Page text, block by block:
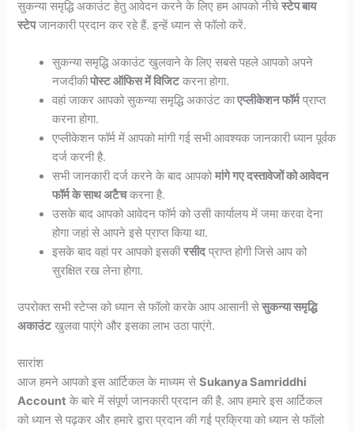
सुकन्या समृद्धि अकाउंट हेतु आवेदन करने के लिए हम आपको नीचेस्टेप बाय
स्टेपजानकारी प्रदान कर रहे हैं. इन्हें ध्यान से फॉलो करें.
सुकन्या समृद्धि अकाउंट खुलवाने के लिए सबसे पहले आपको अपने
नजदीकीपोस्ट ऑफिस में विजिटकरना होगा.
वहां जाकर आपको सुकन्या समृद्धि अकाउंट काएप्लीकेशन फॉर्मप्राप्त
करना होगा.
एप्लीकेशन फॉर्म में आपको मांगी गई सभी आवश्यक जानकारी ध्यान पूर्वक
दर्ज करनी है.
सभी जानकारी दर्ज करने के बाद आपकोमांगे गए दस्तावेजों को आवेदन
फॉर्म के साथ अटैचकरना है.
उसके बाद आपको आवेदन फॉर्म को उसी कार्यालय में जमा करवा देना
होगा जहां से आपने इसे प्राप्त किया था.
इसके बाद वहां पर आपको इसकीरसीदप्राप्त होगी जिसे आप को
सुरक्षित रख लेना होगा.
उपरोक्त सभी स्टेप्स को ध्यान से फॉलो करके आप आसानी सेसुकन्या समृद्धि
अकाउंटखुलवा पाएंगे और इसका लाभ उठा पाएंगे.
सारांश
आज हमने आपको इस आर्टिकल के माध्यम सेSukanya Samriddhi
Account के बारे में संपूर्ण जानकारी प्रदान की है. आप हमारे इस आर्टिकल
को ध्यान से पढ़कर और हमारे द्वारा प्रदान की गई प्रक्रिया को ध्यान से फॉलो